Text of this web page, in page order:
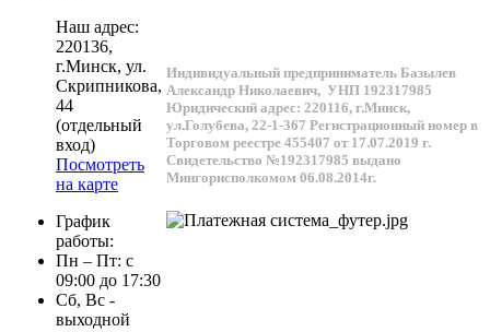
Наш адрес:
220136,
г.Минск, ул.
Скрипникова,
44
(отдельный
вход)
Посмотреть
на карте
График
работы:
Пн – Пт: с
09:00 до 17:30
Сб, Вс -
выходной
Индивидуальный предприниматель Базылев
Александр Николаевич, УНП 192317985
Юридический адрес: 220116, г.Минск,
ул.Голубева, 22-1-367 Регистрационный номер в
Торговом реестре 455407 от 17.07.2019 г.
Свидетельство №192317985 выдано
Мингорисполкомом 06.08.2014г.